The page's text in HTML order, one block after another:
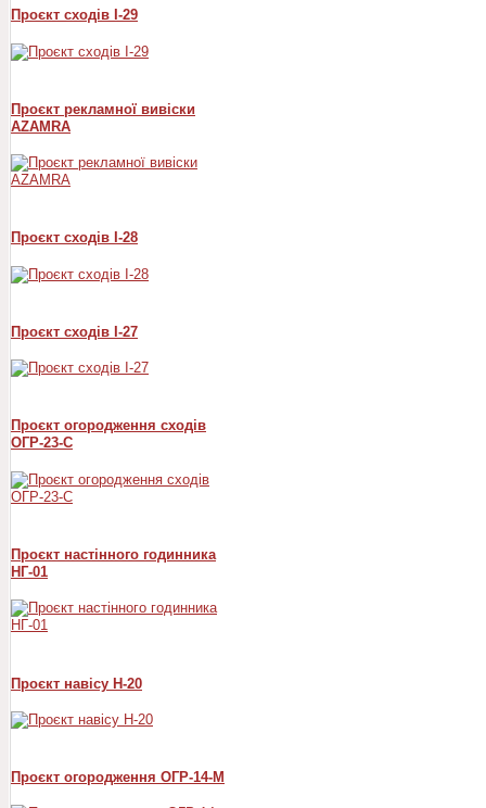
Проєкт сходів I-29
Проєкт рекламної вивіски
AZAMRA
Проєкт сходів I-28
Проєкт сходів I-27
Проєкт огородження сходів
ОГР-23-С
Проєкт настінного годинника
НГ-01
Проєкт навісу Н-20
Проєкт огородження ОГР-14-М